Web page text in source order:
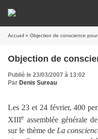
Accueil » Objection de conscience pour
Objection de
Publié le 23/03/2007 à 13:02
Par Denis Sureau
Les 23 et 24 février, 400
XIIIe assemblée générale
sur le thème de La